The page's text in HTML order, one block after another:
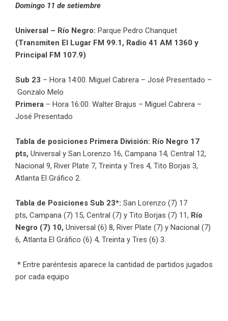
Domingo 11 de setiembre
Universal – Río Negro: Parque Pedro Chanquet
(Transmiten El Lugar FM 99.1, Radio 41 AM 1360 y
Principal FM 107.9)
Sub 23 – Hora 14:00. Miguel Cabrera – José Presentado –
Gonzalo Melo
Primera – Hora 16:00. Walter Brajus – Miguel Cabrera –
José Presentado
Tabla de posiciones Primera División: Río Negro 17
pts, Universal y San Lorenzo 16, Campana 14, Central 12,
Nacional 9, River Plate 7, Treinta y Tres 4, Tito Borjas 3,
Atlanta El Gráfico 2.
Tabla de Posiciones Sub 23*: San Lorenzo (7) 17
pts, Campana (7) 15, Central (7) y Tito Borjas (7) 11, Río
Negro (7) 10, Universal (6) 8, River Plate (7) y Nacional (7)
6, Atlanta El Gráfico (6) 4, Treinta y Tres (6) 3.
* Entre paréntesis aparece la cantidad de partidos jugados
por cada equipo